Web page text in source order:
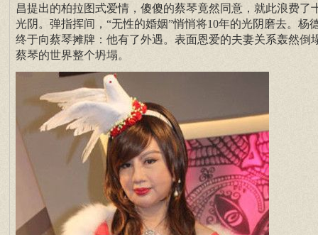
昌提出的柏拉图式爱情，傻傻的蔡琴竟然同意，就此浪费了
光阴。弹指挥间，“无性的婚姻”悄悄将10年的光阴磨去。杨
终于向蔡琴摊牌：他有了外遇。表面恩爱的夫妻关系轰然倒
蔡琴的世界整个坍塌。